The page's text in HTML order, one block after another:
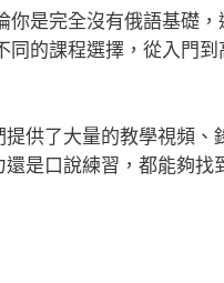
是完全沒有俄語基礎
的課程選擇，從入門
供了大量的教學視頻、
是口說練習，都能夠找